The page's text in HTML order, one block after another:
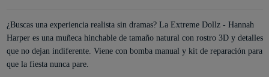
¿Buscas una experiencia realista sin dramas? La Extreme Dollz - Hannah
Harper es una muñeca hinchable de tamaño natural con rostro 3D y detalles
que no dejan indiferente. Viene con bomba manual y kit de reparación para
que la fiesta nunca pare.